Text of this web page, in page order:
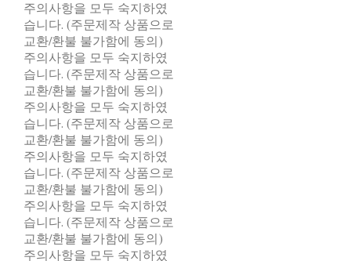
주의사항을 모두 숙지하였
습니다. (주문제작 상품으로
교환/환불 불가함에 동의)
주의사항을 모두 숙지하였
습니다. (주문제작 상품으로
교환/환불 불가함에 동의)
주의사항을 모두 숙지하였
습니다. (주문제작 상품으로
교환/환불 불가함에 동의)
주의사항을 모두 숙지하였
습니다. (주문제작 상품으로
교환/환불 불가함에 동의)
주의사항을 모두 숙지하였
습니다. (주문제작 상품으로
교환/환불 불가함에 동의)
주의사항을 모두 숙지하였